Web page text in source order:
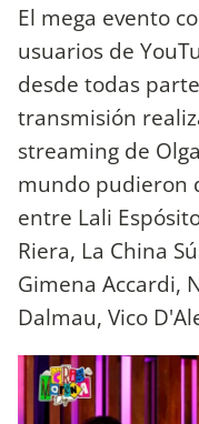
El mega evento
usuarios de
desde todas
transmisión
streaming de
mundo pudieron
entre Lali
Riera, La China
Gimena Accardi,
Dalmau, Vico